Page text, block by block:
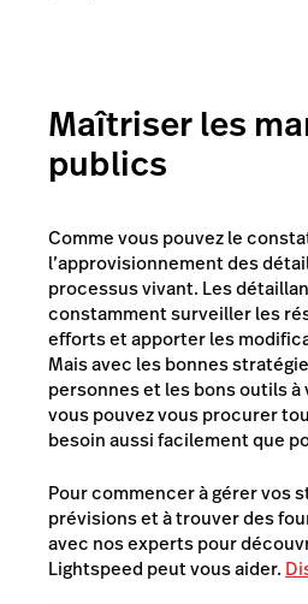
Maîtriser les
publics
Comme vous pouvez le
l’approvisionnement des
processus vivant. Les
constamment surveiller les
efforts et apporter les
Mais avec les bonnes
personnes et les bons outils
vous pouvez vous procurer
besoin aussi facilement que
Pour commencer à gérer vos
prévisions et à trouver des
avec nos experts pour
Lightspeed peut vous aider.